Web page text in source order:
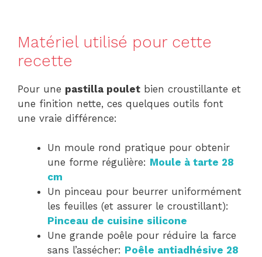
Matériel utilisé pour cette
recette
Pour une pastilla poulet bien croustillante et
une finition nette, ces quelques outils font
une vraie différence:
Un moule rond pratique pour obtenir
une forme régulière: Moule à tarte 28
cm
Un pinceau pour beurrer uniformément
les feuilles (et assurer le croustillant):
Pinceau de cuisine silicone
Une grande poêle pour réduire la farce
sans l’assécher: Poêle antiadhésive 28